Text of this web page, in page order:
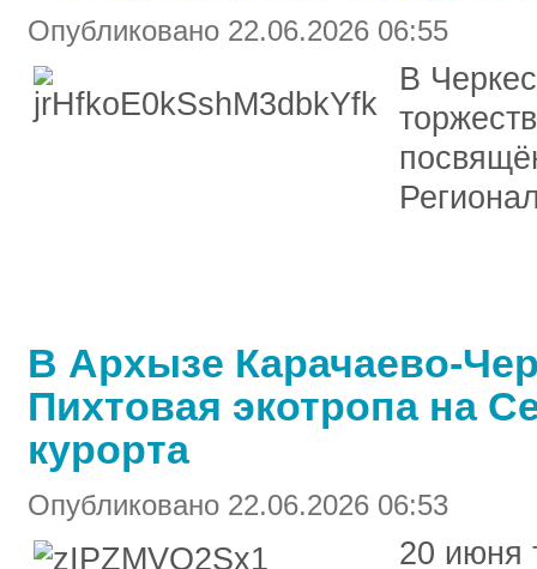
Опубликовано 22.06.2026 06:55
В
В Архызе Карачаево-
Пихтовая экотропа на
курорта
Опубликовано 22.06.2026 06:53
20 июня